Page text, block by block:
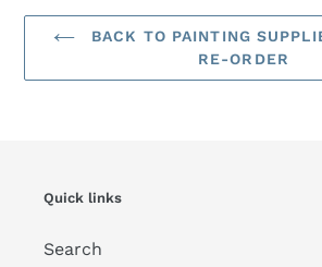
BACK TO PAINTING
RE-ORDER
Quick links
Search